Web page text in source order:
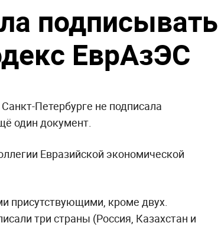
подписывать
ЕврАзЭС
Петербурге не подписала
один документ.
Евразийской экономической
присутствующими, кроме двух.
три страны (Россия, Казахстан и